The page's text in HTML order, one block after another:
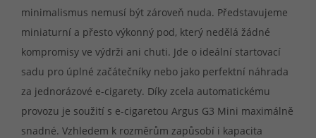
minimalismus nemusí být zároveň nuda. Představujeme
miniaturní a přesto výkonný pod, který nedělá žádné
kompromisy ve výdrži ani chuti. Jde o ideální startovací
sadu pro úplné začátečníky nebo jako perfektní náhrada
za jednorázové e-cigarety. Díky zcela automatickému
provozu je soužití s e-cigaretou Argus G3 Mini maximálně
snadné. Vzhledem k rozměrům zapůsobí i kapacita